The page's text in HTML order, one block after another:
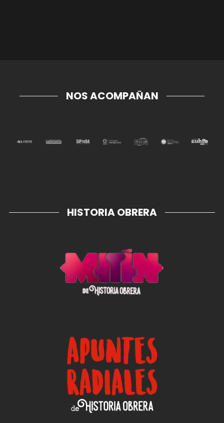
NOS ACOMPAÑAN
HISTORIA OBRERA